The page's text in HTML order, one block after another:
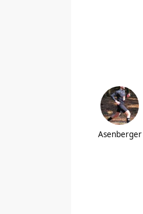
Asenberger